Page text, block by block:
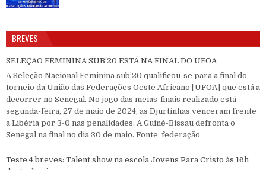
BREVES
SELEÇÃO FEMININA SUB’20 ESTÁ NA FINAL DO UFOA
A Seleção Nacional Feminina sub’20 qualificou-se para a final do
torneio da União das Federações Oeste Africano [UFOA] que está a
decorrer no Senegal. No jogo das meias-finais realizado está
segunda-feira, 27 de maio de 2024, as Djurtinhas venceram frente
a Libéria por 3-0 nas penalidades. A Guiné-Bissau defronta o
Senegal na final no dia 30 de maio. Fonte: federação
Teste 4 breves: Talent show na escola Jovens Para Cristo às 16h